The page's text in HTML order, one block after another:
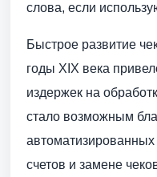
слова, если
Быстрое развитие
годы XIX века
издержек на
стало возможным
счетов и замене